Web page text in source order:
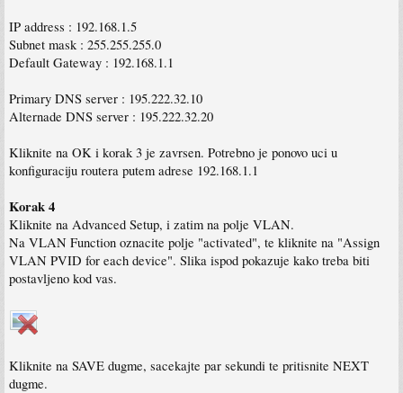
IP address : 192.168.1.5
Subnet mask : 255.255.255.0
Default Gateway : 192.168.1.1
Primary DNS server : 195.222.32.10
Alternade DNS server : 195.222.32.20
Kliknite na OK i korak 3 je zavrsen. Potrebno je ponovo uci u
konfiguraciju routera putem adrese 192.168.1.1
Korak 4
Kliknite na Advanced Setup, i zatim na polje VLAN.
Na VLAN Function oznacite polje "activated", te kliknite na "Assign
VLAN PVID for each device". Slika ispod pokazuje kako treba biti
postavljeno kod vas.
Kliknite na SAVE dugme, sacekajte par sekundi te pritisnite NEXT
dugme.